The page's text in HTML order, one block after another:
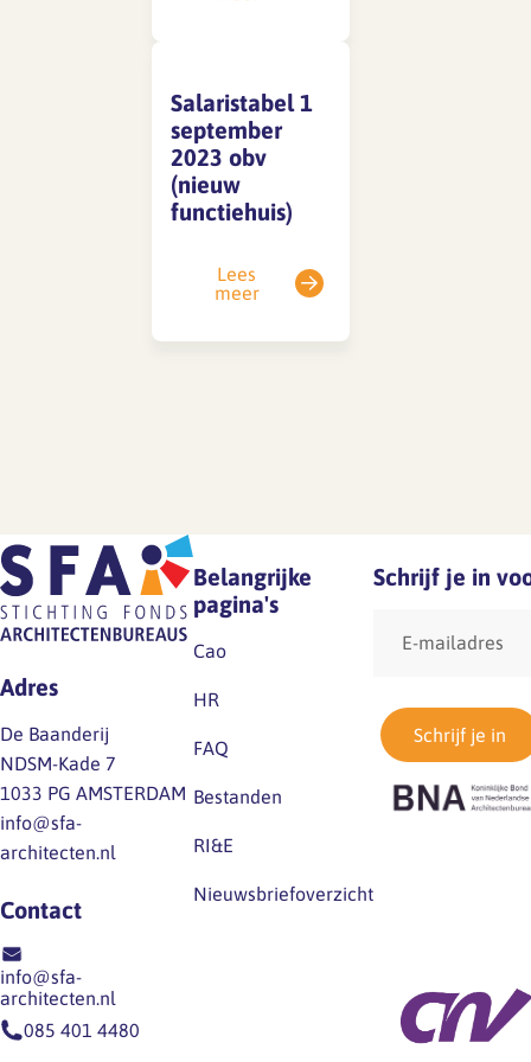
Salaristabel 1
september
2023 obv
(nieuw
functiehuis)
Lees
meer
Adres
De Baanderij
NDSM-Kade 7
1033 PG AMSTERDAM
info@sfa-
architecten.nl
Contact
info@sfa-
architecten.nl
085 401 4480
Belangrijke
pagina's
Cao
HR
FAQ
Bestanden
RI&E
Nieuwsbriefoverzicht
Schrijf je in
mailadres
Schrijf je in